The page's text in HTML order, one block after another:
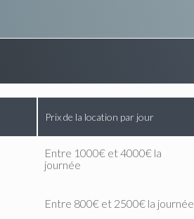
Prix de la location par jour
Entre 1000€ et 4000€ la
journée
Entre 800€ et 2500€ la journée